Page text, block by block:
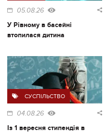
05.08.26
У Рівному в басейні
втопилася дитина
СУСПІЛЬСТВО
04.08.26
Із 1 вересня стипендія в